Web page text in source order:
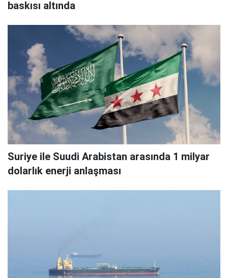
baskısı altında
Suriye ile Suudi Arabistan arasında 1 milyar
dolarlık enerji anlaşması